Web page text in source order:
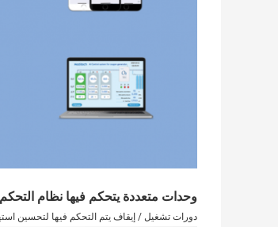
وحدات متعددة يتحكم فيها نظام
دورات تشغيل / إيقاف يتم التحكم فيها لتحسين